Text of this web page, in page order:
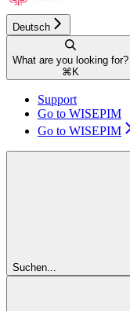
Deutsch
What are you looking for?
⌘ K
Support
Go to WISEPIM
Go to WISEPIM
Suchen...